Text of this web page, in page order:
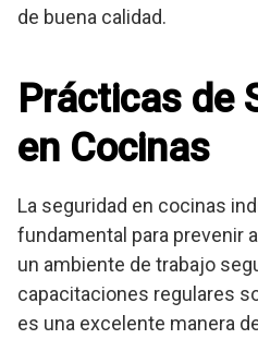
de buena calidad.
Prácticas de
en Cocinas
La seguridad en cocinas
fundamental para prevenir
un ambiente de trabajo
capacitaciones regulares
es una excelente manera